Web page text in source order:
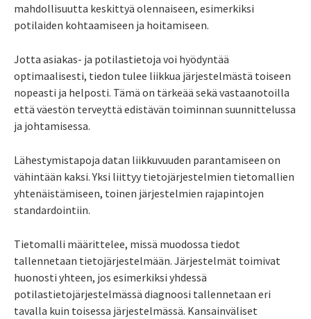
mahdollisuutta keskittyä olennaiseen, esimerkiksi
potilaiden kohtaamiseen ja hoitamiseen.
Jotta asiakas- ja potilastietoja voi hyödyntää
optimaalisesti, tiedon tulee liikkua järjestelmästä toiseen
nopeasti ja helposti. Tämä on tärkeää sekä vastaanotoilla
että väestön terveyttä edistävän toiminnan suunnittelussa
ja johtamisessa.
Lähestymistapoja datan liikkuvuuden parantamiseen on
vähintään kaksi. Yksi liittyy tietojärjestelmien tietomallien
yhtenäistämiseen, toinen järjestelmien rajapintojen
standardointiin.
Tietomalli määrittelee, missä muodossa tiedot
tallennetaan tietojärjestelmään. Järjestelmät toimivat
huonosti yhteen, jos esimerkiksi yhdessä
potilastietojärjestelmässä diagnoosi tallennetaan eri
tavalla kuin toisessa järjestelmässä. Kansainväliset